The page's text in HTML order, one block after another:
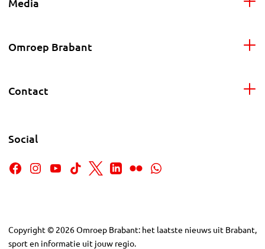
Omroep Brabant
Contact
Social
Copyright © 2026Omroep Brabant: het laatste nieuws uit Brabant,
sport en informatie uit jouw regio.